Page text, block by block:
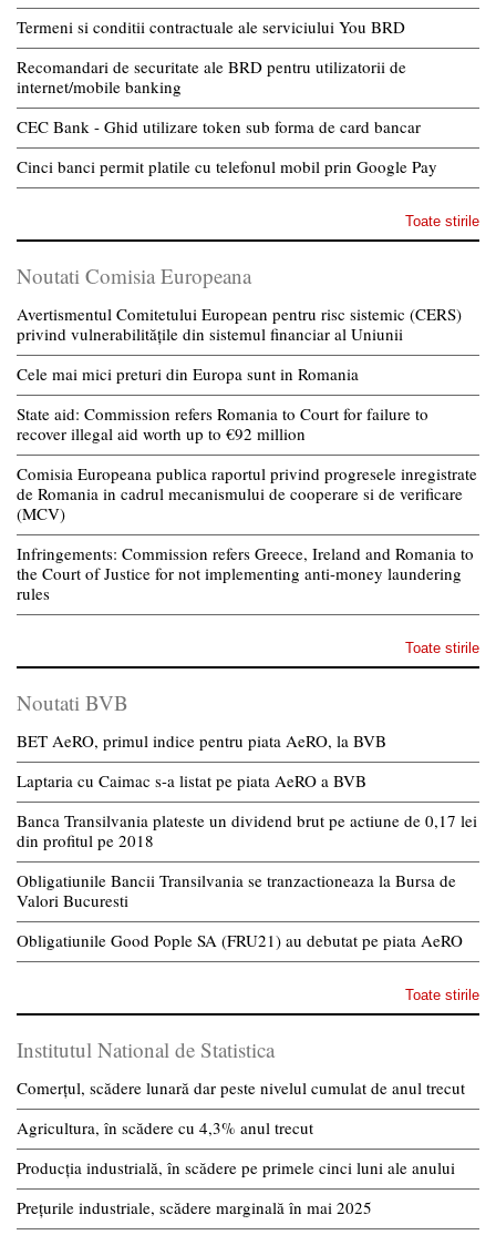
Termeni si conditii contractuale ale serviciului You BRD
Recomandari de securitate ale BRD pentru utilizatorii de
internet/mobile banking
CEC Bank - Ghid utilizare token sub forma de card bancar
Cinci banci permit platile cu telefonul mobil prin Google Pay
Toate stirile
Noutati Comisia Europeana
Avertismentul Comitetului European pentru risc sistemic (CERS)
privind vulnerabilitățile din sistemul financiar al Uniunii
Cele mai mici preturi din Europa sunt in Romania
State aid: Commission refers Romania to Court for failure to
recover illegal aid worth up to €92 million
Comisia Europeana publica raportul privind progresele inregistrate
de Romania in cadrul mecanismului de cooperare si de verificare
(MCV)
Infringements: Commission refers Greece, Ireland and Romania to
the Court of Justice for not implementing anti-money laundering
rules
Toate stirile
Noutati BVB
BET AeRO, primul indice pentru piata AeRO, la BVB
Laptaria cu Caimac s-a listat pe piata AeRO a BVB
Banca Transilvania plateste un dividend brut pe actiune de 0,17 lei
din profitul pe 2018
Obligatiunile Bancii Transilvania se tranzactioneaza la Bursa de
Valori Bucuresti
Obligatiunile Good Pople SA (FRU21) au debutat pe piata AeRO
Toate stirile
Institutul National de Statistica
Comerțul, scădere lunară dar peste nivelul cumulat de anul trecut
Agricultura, în scădere cu 4,3% anul trecut
Producția industrială, în scădere pe primele cinci luni ale anului
Prețurile industriale, scădere marginală în mai 2025